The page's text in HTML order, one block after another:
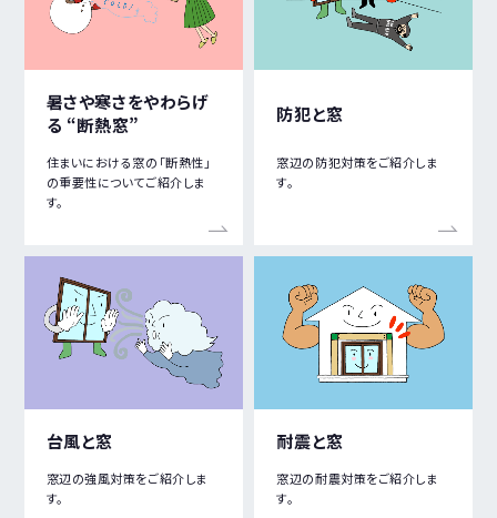
暑さや寒さをやわらげ
る “断熱窓”
住まいにおける窓の「断熱性」
の重要性についてご紹介しま
す。
防犯と窓
窓辺の防犯対策をご紹介しま
す。
台風と窓
窓辺の強風対策をご紹介しま
す。
耐震と窓
窓辺の耐震対策をご紹介しま
す。